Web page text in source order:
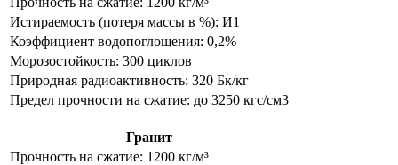
Истираемость (потеря массы в %): И1
Коэффициент водопоглощения: 0,2%
Морозостойкость: 300 циклов
Природная радиоактивность: 320 Бк/кг
Предел прочности на сжатие: до 3250 кгс/см3
Гранит
Прочность на сжатие: 1200 кг/м³